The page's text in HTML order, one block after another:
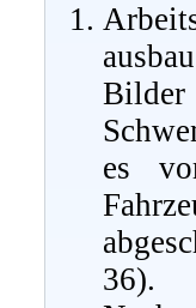
es
36).